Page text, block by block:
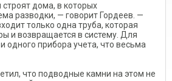
дома, в которых
разводки, — говорит Гордеев. —
только одна труба, которая
и возвращается в систему. Для
одного прибора учета, что весьма
что подводные камни на этом не